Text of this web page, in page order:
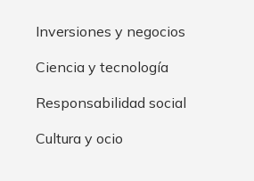
Inversiones y negocios
Ciencia y tecnología
Responsabilidad social
Cultura y ocio